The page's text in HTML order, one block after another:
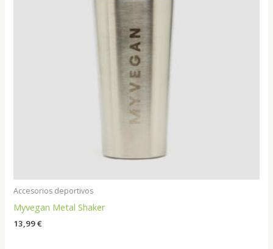
Accesorios deportivos
Myvegan Metal Shaker
13,99€